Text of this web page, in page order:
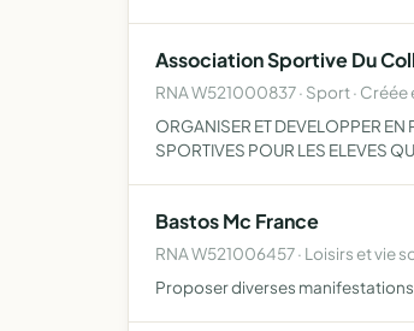
Association Sportive Du
RNA W521000837 · Sport · Créée
ORGANISER ET DEVELOPPER EN
SPORTIVES POUR LES ELEVES
Bastos Mc France
RNA W521006457 · Loisirs et vie
Proposer diverses